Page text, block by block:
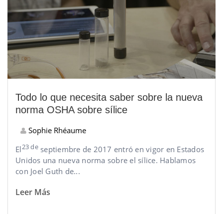
Todo lo que necesita saber sobre la nueva
norma OSHA sobre sílice
Sophie Rhéaume
El23 deseptiembre de 2017 entró en vigor en Estados
Unidos una nueva norma sobre el sílice. Hablamos
con Joel Guth de...
Leer Más